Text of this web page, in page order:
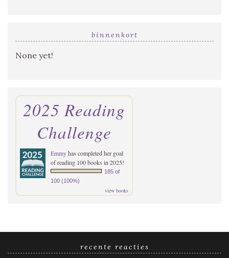
binnenkort
None yet!
2025 Reading
Challenge
Emmyhas completed her goal
of reading 100 books in 2025!
185 of
100 (100%)
view books
recente reacties